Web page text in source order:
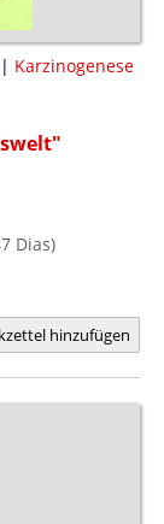
| Karzinogenese
Dias)
hinzufügen